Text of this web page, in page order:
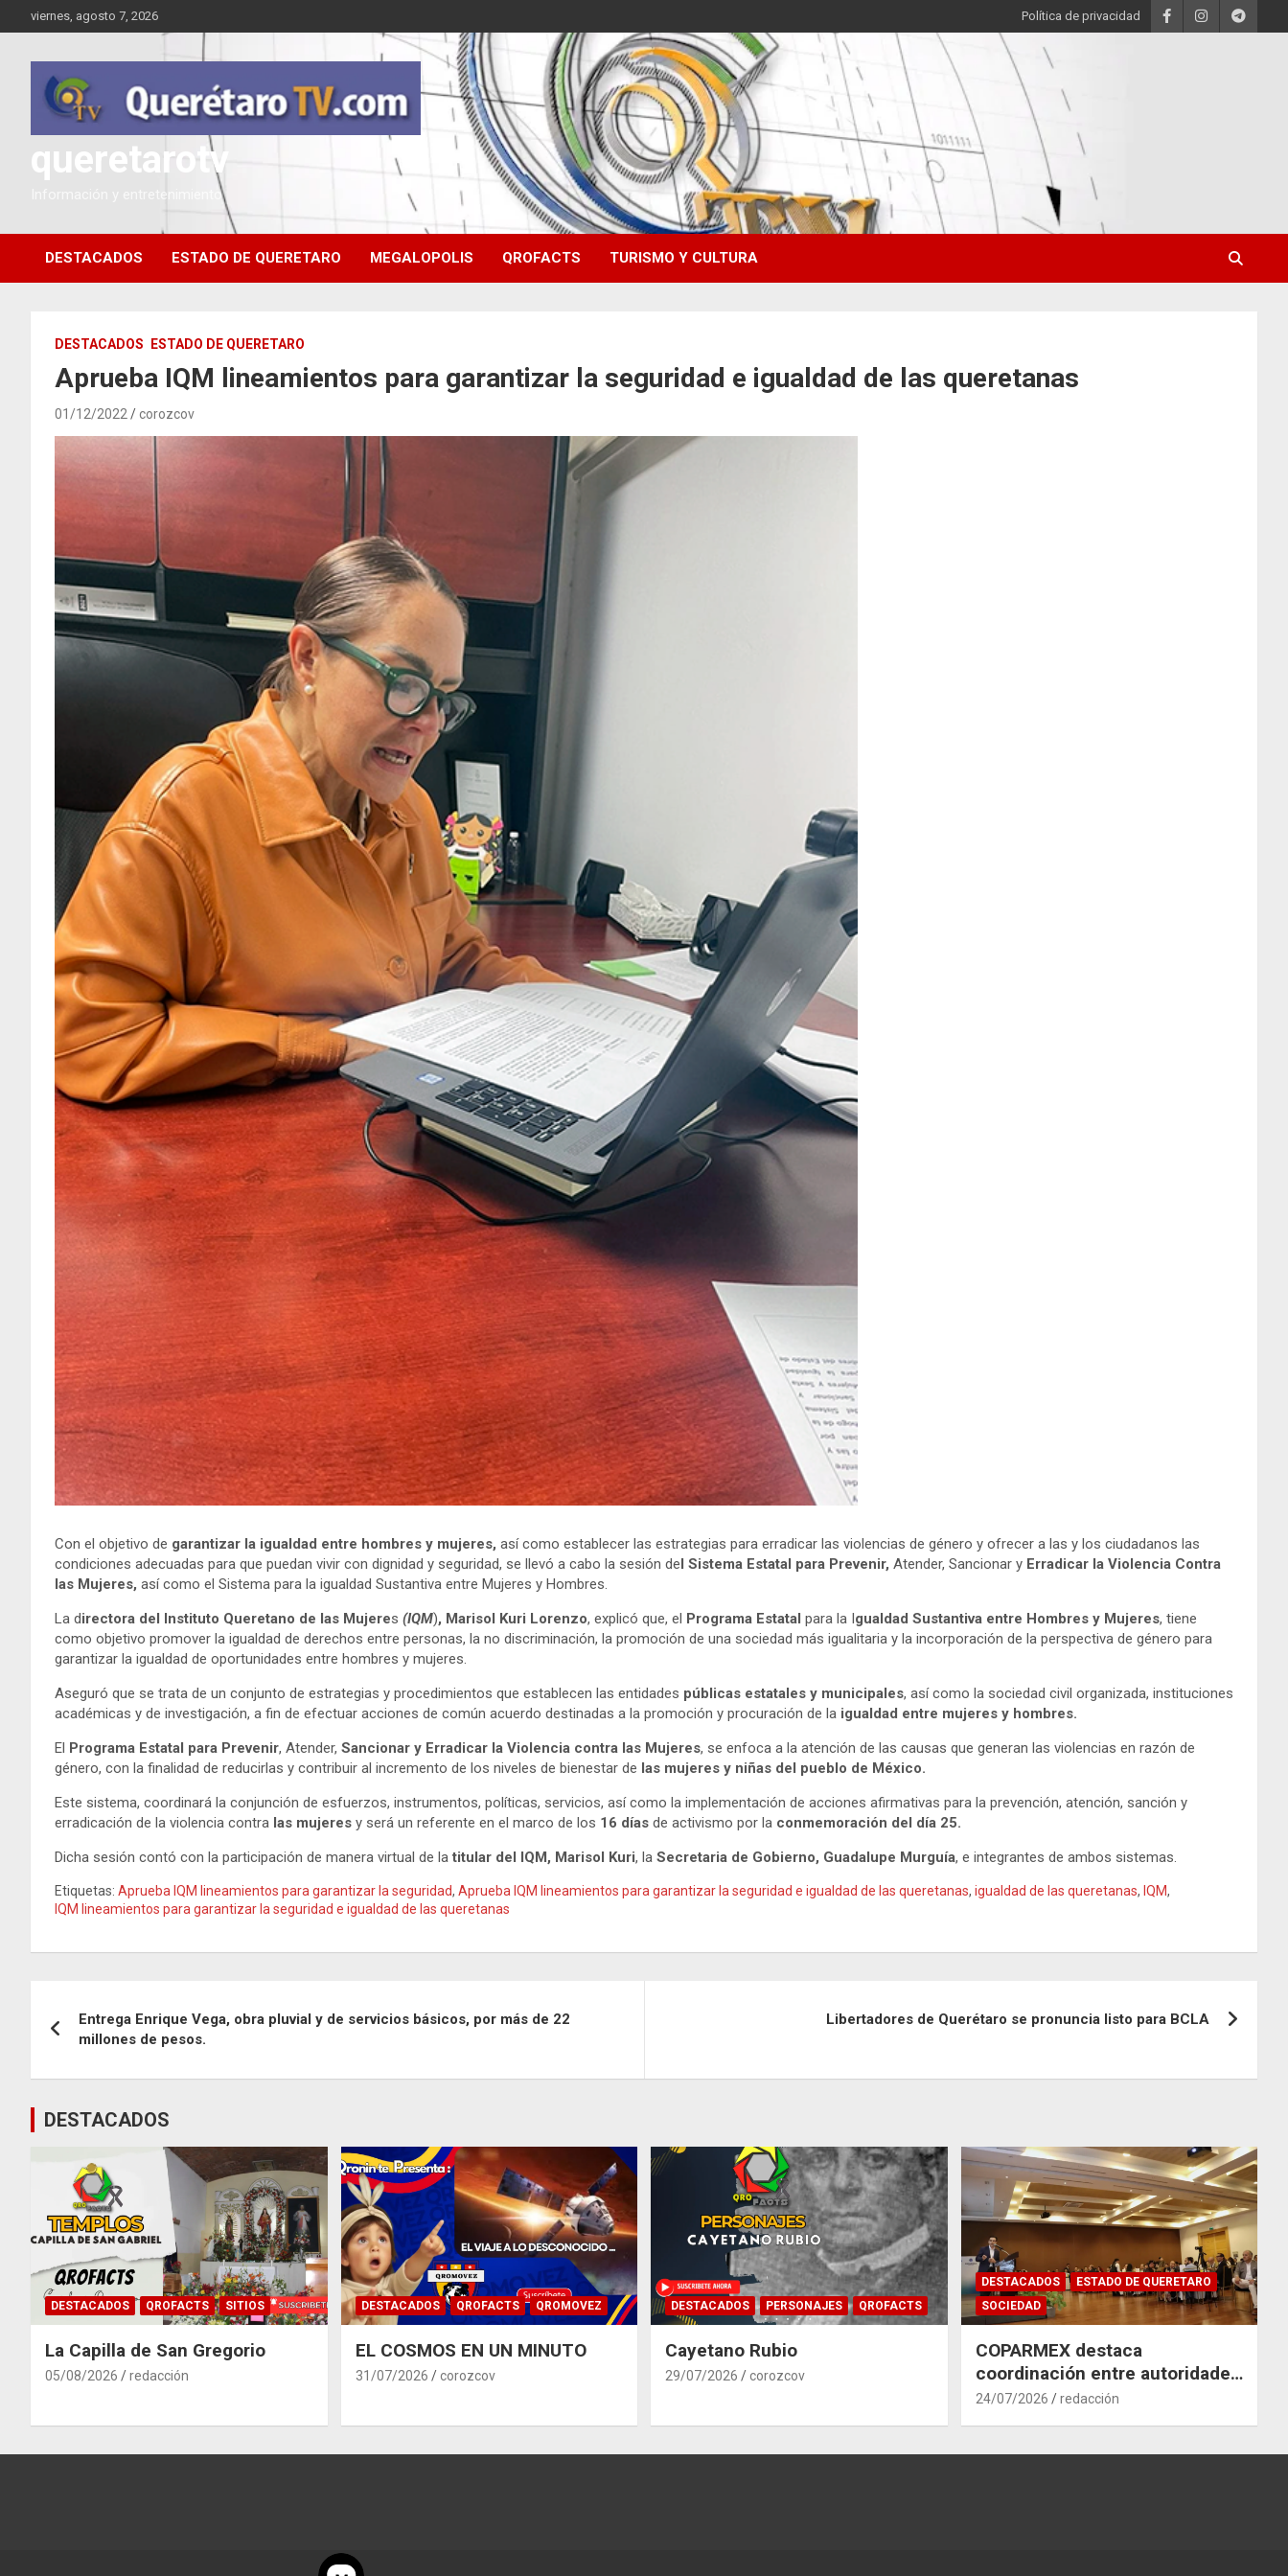
al
viernes, agosto 7, 2026 Política de privacidad
queretarotv
Información y entretenimiento
DESTACADOS ESTADO DE QUERETARO MEGALOPOLIS QROFACTS TURISMO Y CULTURA
DESTACADOS ESTADO DE QUERETARO
Aprueba IQM lineamientos para garantizar la seguridad e igualdad de las queretanas
01/12/2022 corozcov
Con el objetivo de garantizar la igualdad entre hombres y mujeres, así como establecer las estrategias para erradicar las violencias de género y ofrecer a las y los ciudadanos las
condiciones adecuadas para que puedan vivir con dignidad y seguridad, se llevó a cabo la sesión del Sistema Estatal para Prevenir, Atender, Sancionar y Erradicar la Violencia Contra
las Mujeres, así como el Sistema para la igualdad Sustantiva entre Mujeres y Hombres.
La directora del Instituto Queretano de las Mujeres (IQM), Marisol Kuri Lorenzo, explicó que, el Programa Estatal para la Igualdad Sustantiva entre Hombres y Mujeres, tiene
como objetivo promover la igualdad de derechos entre personas, la no discriminación, la promoción de una sociedad más igualitaria y la incorporación de la perspectiva de género para
garantizar la igualdad de oportunidades entre hombres y mujeres.
Aseguró que se trata de un conjunto de estrategias y procedimientos que establecen las entidades públicas estatales y municipales, así como la sociedad civil organizada, instituciones
académicas y de investigación, a fin de efectuar acciones de común acuerdo destinadas a la promoción y procuración de la igualdad entre mujeres y hombres.
El Programa Estatal para Prevenir, Atender, Sancionar y Erradicar la Violencia contra las Mujeres, se enfoca a la atención de las causas que generan las violencias en razón de
género, con la finalidad de reducirlas y contribuir al incremento de los niveles de bienestar de las mujeres y niñas del pueblo de México.
Este sistema, coordinará la conjunción de esfuerzos, instrumentos, políticas, servicios, así como la implementación de acciones afirmativas para la prevención, atención, sanción y
erradicación de la violencia contra las mujeres y será un referente en el marco de los 16 días de activismo por la conmemoración del día 25.
Dicha sesión contó con la participación de manera virtual de latitular del IQM, Marisol Kuri, la Secretaria de Gobierno, Guadalupe Murguía, e integrantes de ambos sistemas.
Etiquetas: Aprueba IQM lineamientos para garantizar la seguridad, Aprueba IQM lineamientos para garantizar la seguridad e igualdad de las queretanas, igualdad de las queretanas, IQM,
IQM lineamientos para garantizar la seguridad e igualdad de las queretanas
de
entradas
Entrega Enrique Vega, obra pluvial y de servicios básicos, por más de 22
millones de pesos.
Libertadores de Querétaro se pronuncia listo para BCLA
DESTACADOS
DESTACADOS QROFACTS SITIOS
La Capilla de San Gregorio
05/08/2026 redacción
DESTACADOS QROFACTS QROMOVEZ
EL COSMOS EN UN MINUTO
31/07/2026 corozcov
DESTACADOS PERSONAJES QROFACTS
Cayetano Rubio
29/07/2026 corozcov
DESTACADOS
ESTADO DE QUERETARO
SOCIEDAD
COPARMEX destaca
coordinación entre autoridades
y empresas para mitigar el
24/07/2026 redacción